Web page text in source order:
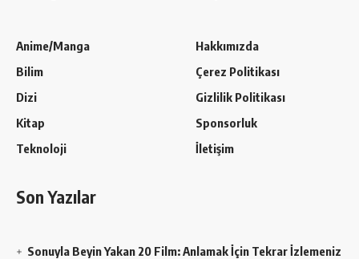
Anime/Manga
Bilim
Dizi
Kitap
Teknoloji
Hakkımızda
Çerez Politikası
Gizlilik Politikası
Sponsorluk
İletişim
Son Yazılar
Sonuyla Beyin Yakan 20 Film: Anlamak İçin Tekrar İzlemeniz